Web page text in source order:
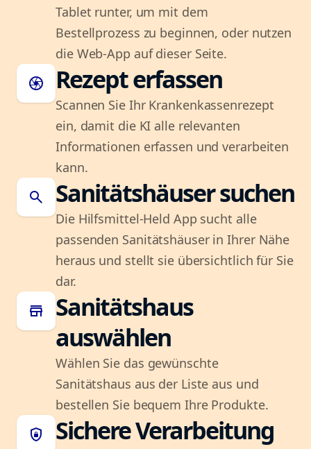
Tablet runter, um mit dem
Bestellprozess zu beginnen, oder nutzen
die Web-App auf dieser Seite.
camera Rezept erfassen
Scannen Sie Ihr Krankenkassenrezept
ein, damit die KI alle relevanten
Informationen erfassen und verarbeiten
kann.
search Sanitätshäuser suchen
Die Hilfsmittel-Held App sucht alle
passenden Sanitätshäuser in Ihrer Nähe
heraus und stellt sie übersichtlich für Sie
dar.
store
Sanitätshaus
auswählen
Wählen Sie das gewünschte
Sanitätshaus aus der Liste aus und
bestellen Sie bequem Ihre Produkte.
shield_lock Sichere Verarbeitung